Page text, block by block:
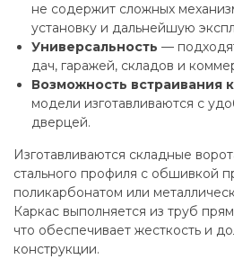
не содержит сложных
установку и дальнейшую
Универсальность —
дач, гаражей, складов и
Возможность встраивания
модели изготавливаются с
дверцей.
Изготавливаются складные
стального профиля с обшивкой
поликарбонатом или
Каркас выполняется из труб
что обеспечивает жесткость и
конструкции.